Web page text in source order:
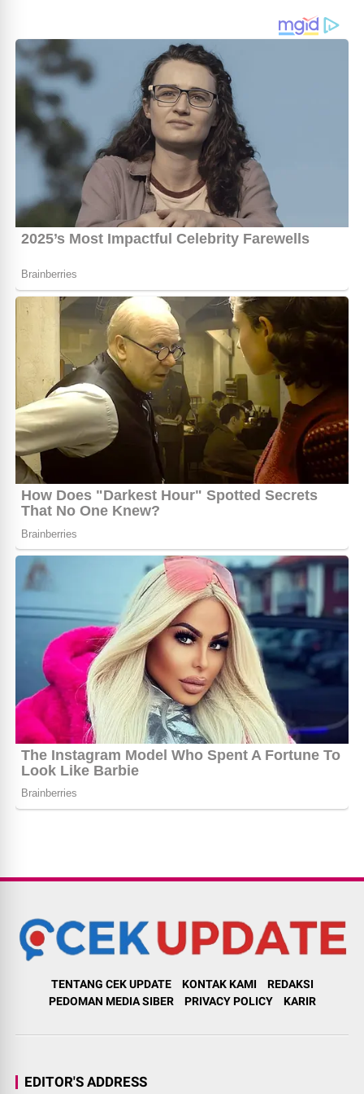
TENTANG CEK UPDATE KONTAK KAMI
REDAKSI
PEDOMAN MEDIA SIBER
PRIVACY POLICY KARIR
EDITOR'S ADDRESS